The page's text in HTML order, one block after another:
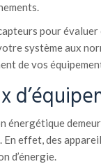
pour
système aux
de vos
énergétique
En effet, des
d’énergie.